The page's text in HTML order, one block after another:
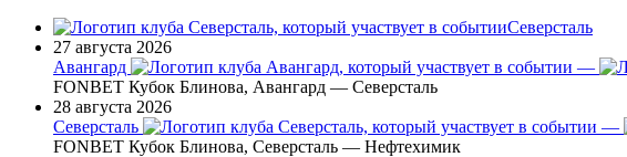
Северсталь
27 августа 2026
Авангард
—
FONBET Кубок Блинова, Авангард — Северсталь
28 августа 2026
Северсталь
—
FONBET Кубок Блинова, Северсталь — Нефтехимик